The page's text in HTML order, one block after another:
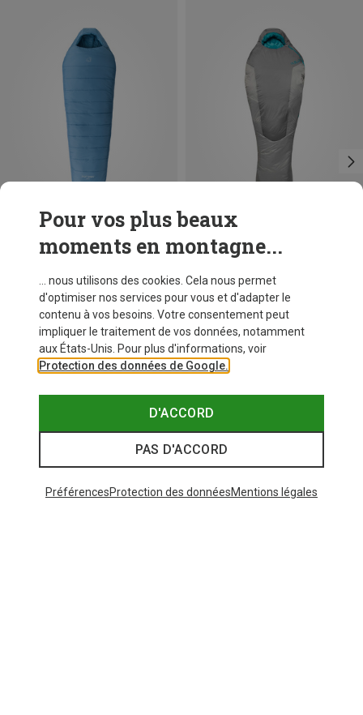
Vous économisez 32% Vous économisez 55%
Pour vos plus beaux
moments en montagne...
... nous utilisons des cookies. Cela nous permet
d'optimiser nos services pour vous et d'adapter le
contenu à vos besoins. Votre consentement peut
impliquer le traitement de vos données, notamment
aux États-Unis. Pour plus d'informations, voir
Protection des données de Google.
D'ACCORD
PAS D'ACCORD
PréférencesProtection des donnéesMentions légales